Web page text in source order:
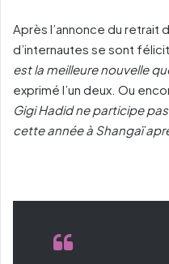
Après l’annonce du retrait
d’internautes se sont
est la meilleure nouvelle
exprimé l’un deux. Ou
Gigi Hadid ne participe
cette année à Shangaï